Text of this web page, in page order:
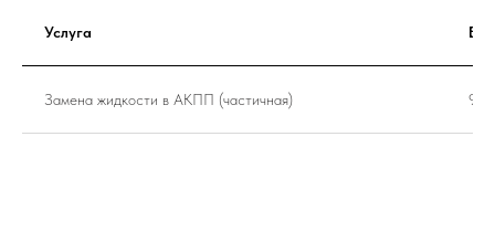
Услуга
Замена жидкости в АКПП (частичная) 90